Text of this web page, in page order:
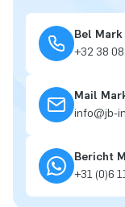
Bel
+32 38
Mail
info@jb-
Bericht
+31 (0)6